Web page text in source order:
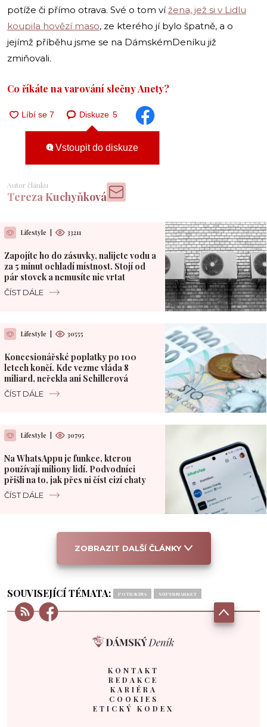
potíže či přímo otrava. Své o tom vížena, jež si v Lidlu
koupila hovězí maso, ze kterého jí bylo špatně, a o
jejímž příběhu jsme se na DámskémDeníku již
zmiňovali.
Co říkáte na varování slečny Anety?
Diskuze 5
Vstoupit do diskuze
Autor článku
Tereza Kuchyňková
Lifestyle 33211
Zapojíte ho do zásuvky, nalijete vodu a
za 5 minut ochladí místnost. Stojí od
pár stovek a nemusíte nic vrtat
ČÍST DÁLE
Lifestyle 30555
Koncesionářské poplatky po 100
letech končí. Kde vezme vláda 8
miliard, neřekla ani Schillerová
ČÍST DÁLE
Lifestyle 30795
Na WhatsAppu je funkce, kterou
používají miliony lidí. Podvodníci
přišli na to, jak přes ni číst cizí chaty
ČÍST DÁLE
ZOBRAZIT DALŠÍ ČLÁNKY
SOUVISEJÍCÍ TÉMATA: POTRAVINA SUPERMARKET
KONTAKT
REDAKCE
KARIÉRA
COOKIES
ETICKÝ KODEX